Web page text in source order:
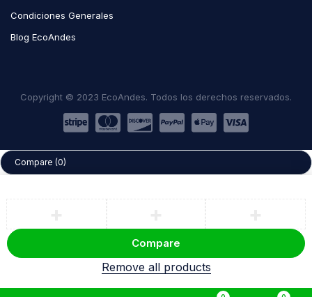
Condiciones Generales
Blog EcoAndes
Copyright © 2023 EcoAndes. Todos los derechos reservados.
Compare (0)
Compare
Remove all products